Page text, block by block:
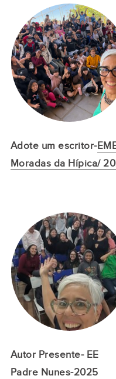
Adote um escritor-
Moradas da Hípica/
Autor Presente- EE
Padre Nunes-2025